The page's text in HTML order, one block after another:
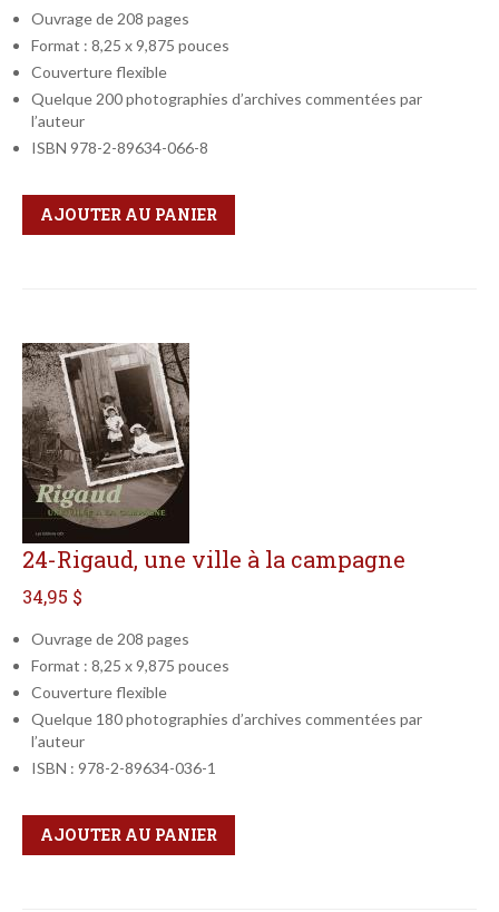
Ouvrage de 208 pages
Format : 8,25 x 9,875 pouces
Couverture flexible
Quelque 200 photographies d’archives commentées par
l’auteur
ISBN 978-2-89634-066-8
Qté
Format
AJOUTER AU PANIER
24-Rigaud, une ville à la campagne
34,95 $
Ouvrage de 208 pages
Format : 8,25 x 9,875 pouces
Couverture flexible
Quelque 180 photographies d’archives commentées par
l’auteur
ISBN : 978-2-89634-036-1
Qté
Format
AJOUTER AU PANIER